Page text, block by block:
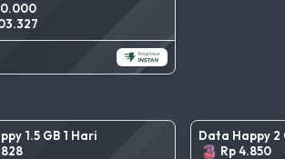
1.5 GB 1 Hari
Data Happy 2
Rp 4.850